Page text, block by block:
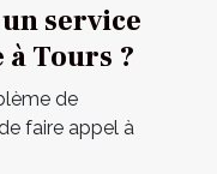
service
Tours ?
de
faire appel à